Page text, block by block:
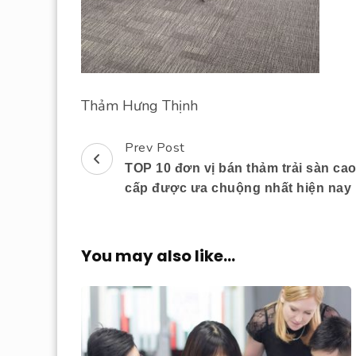
Thảm Hưng Thịnh
Post
Navigation
Prev Post
TOP 10 đơn vị bán thảm trải sàn cao
cấp được ưa chuộng nhất hiện nay
You may also like...